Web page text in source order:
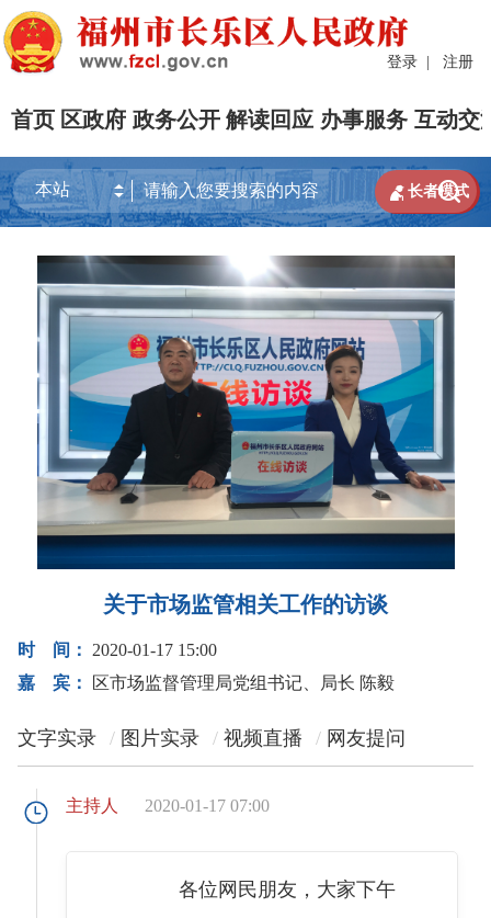
登录 | 注册
首页 区政府 政务公开 解读回应 办事服务 互动交

 长者模式
关于市场监管相关工作的访谈
时 间：
2020-01-17 15:00
嘉 宾：
区市场监督管理局党组书记、局长 陈毅
文字实录 图片实录 视频直播 网友提问
主持人 2020-01-17 07:00
各位网民朋友，大家下午